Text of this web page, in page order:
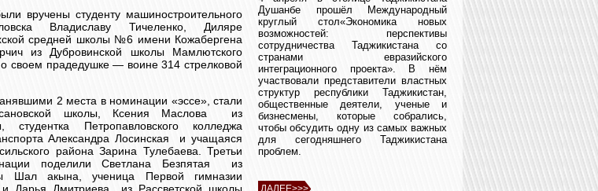
вручены студенту машиностроительного
Владиславу Тичеленко, Диляре
средней школы №6 имени Кожабергена
из Дубровинской школы Мамлютского
своем прадедушке — воине 314 стрелковой
2 места в номинации «эссе», стали
школы, Ксения Маслова из
студентка Петропавловского колледжа
Александра Лосинская и учащаяся
района Зарина Тулебаева. Третьи
поделили Светлана Безпятая из
Шал акына, ученица Первой гимназии
Душанбе прошёл Международный
круглый стол«Экономика новых
возможностей: перспективы
сотрудничества Таджикистана со
странами евразийского
интеграционного проекта». В нём
участвовали представители властных
структур республики Таджикистан,
общественные деятели, ученые и
бизнесмены, которые собрались,
чтобы обсудить одну из самых важных
для сегодняшнего Таджикистана
проблем.
ДАЛЕЕ>>>